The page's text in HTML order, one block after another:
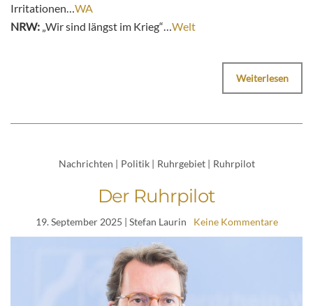
Irritationen… WA
NRW: „Wir sind längst im Krieg“… Welt
Weiterlesen
Nachrichten | Politik | Ruhrgebiet | Ruhrpilot
Der Ruhrpilot
19. September 2025 | Stefan Laurin Keine Kommentare